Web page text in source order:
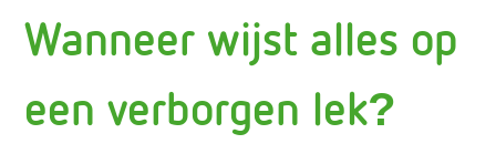
Wanneer wijst alles op
een verborgen lek?